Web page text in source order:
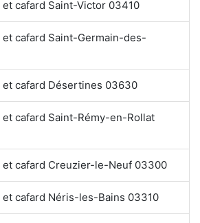
cafard Saint-Victor 03410
cafard Saint-Germain-des-
cafard Désertines 03630
cafard Saint-Rémy-en-Rollat
cafard Creuzier-le-Neuf 03300
cafard Néris-les-Bains 03310